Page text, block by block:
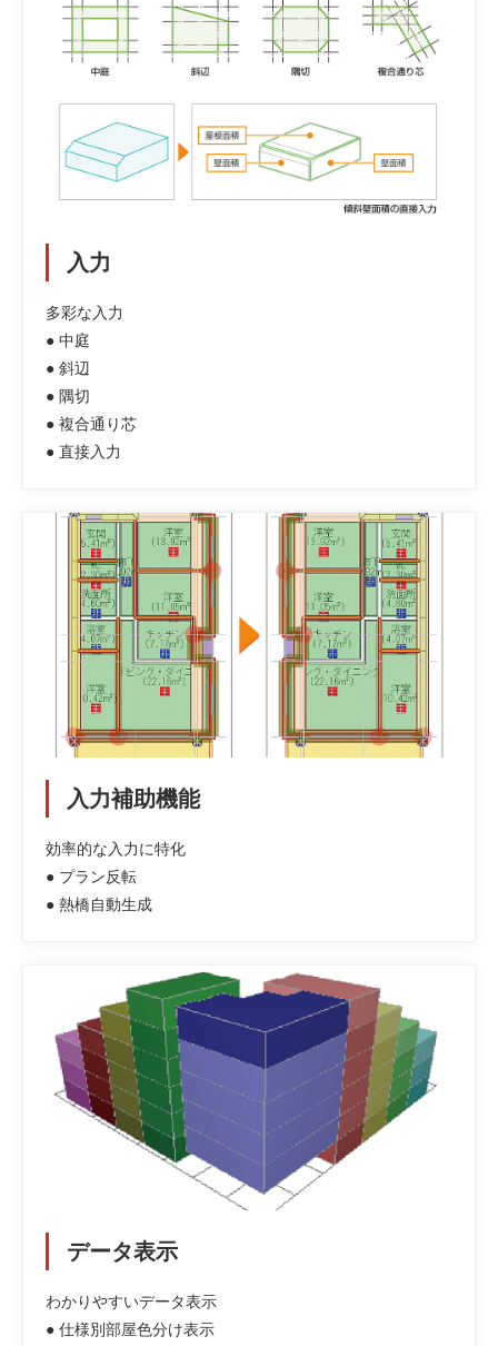
入力
多彩な入力
● 中庭
● 斜辺
● 隅切
● 複合通り芯
● 直接入力
入力補助機能
効率的な入力に特化
● プラン反転
● 熱橋自動生成
データ表示
わかりやすいデータ表示
● 仕様別部屋色分け表示